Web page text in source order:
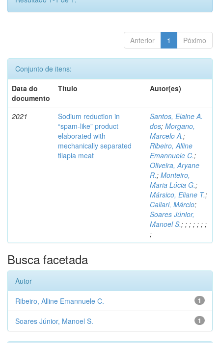
Anterior 1 Póximo
Conjunto de itens:
Data do
documento
Título Autor(es)
2021
Sodium reduction in
“spam-like” product
elaborated with
mechanically separated
tilapia meat
Santos, Elaine A.
dos; Morgano,
Marcelo A.;
Ribeiro, Alline
Emannuele C.;
Oliveira, Aryane
R.; Monteiro,
Maria Lúcia G.;
Mársico, Eliane T.;
Caliari, Márcio;
Soares Júnior,
Manoel S.; ; ; ; ; ; ;
;
Busca facetada
Autor
1
Ribeiro, Alline Emannuele C.
1
Soares Júnior, Manoel S.